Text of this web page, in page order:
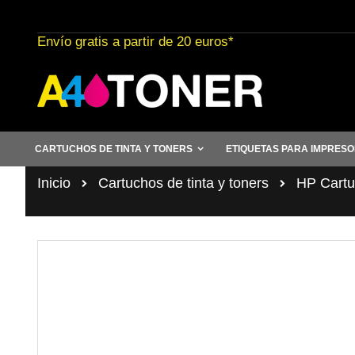
al
contenido
Envío gratis a partir de 20 euros*
CARTUCHOS DE TINTA Y TONERS ETIQUETAS PARA
Inicio Cartuchos de tinta y toners HP